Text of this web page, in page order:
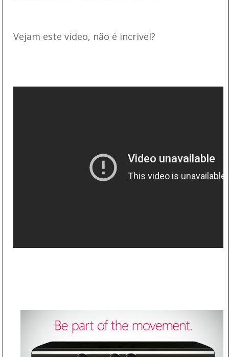
Vejam este vídeo, não é incrivel?